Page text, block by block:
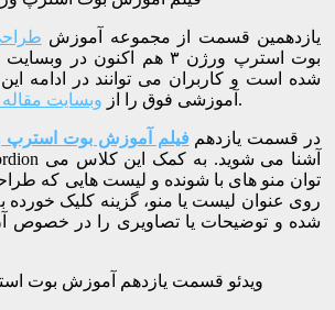
یازدهمین قسمت از مجموعه آموزش
بوت استرپ ورژن ۳ هم اکنون
شده است و کاربران می توانند در ادامه
آموزشی فوق را از وبسایت دریافت نمایند.
در قسمت یازدهم فیلم آموزش بوت استرپ
توان منو های با شونده و لیست هایی که
روی عنوان لیست یا منو، گزینه کلیک خورده
شده و توضیحات یا تصاویری را در خصوص
ویدئو قسمت یازدهم آموزش بوت